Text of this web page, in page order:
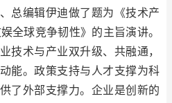
总编辑伊迪做了题为《技术产
全球竞争韧性》的主旨演讲。
技术与产业双升级、共融通，
能。政策支持与人才支撑为科
了外部支撑力。企业是创新的